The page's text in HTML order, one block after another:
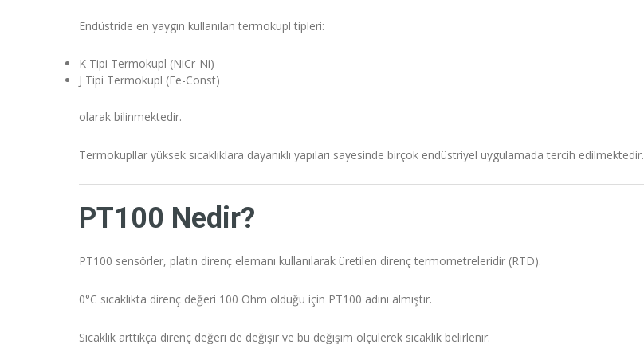
Endüstride en yaygın kullanılan termokupl tipleri:
K Tipi Termokupl (NiCr-Ni)
J Tipi Termokupl (Fe-Const)
olarak bilinmektedir.
Termokupllar yüksek sıcaklıklara dayanıklı yapıları sayesinde birçok endüstriyel uygulamada tercih edilmektedir.
PT100 Nedir?
PT100 sensörler, platin direnç elemanı kullanılarak üretilen direnç termometreleridir (RTD).
0°C sıcaklıkta direnç değeri 100 Ohm olduğu için PT100 adını almıştır.
Sıcaklık arttıkça direnç değeri de değişir ve bu değişim ölçülerek sıcaklık belirlenir.